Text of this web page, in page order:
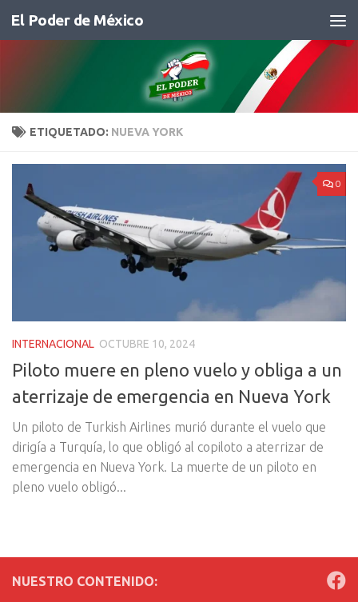
Saltar al contenido
El Poder de México
ETIQUETADO: NUEVA YORK
0
INTERNACIONAL OCTUBRE 10, 2024
Piloto muere en pleno vuelo y obliga a un
aterrizaje de emergencia en Nueva York
Un piloto de Turkish Airlines murió durante el vuelo que
dirigía a Turquía, lo que obligó al copiloto a aterrizar de
emergencia en Nueva York. La muerte de un piloto en
pleno vuelo obligó...
NUESTRO CONTENIDO: